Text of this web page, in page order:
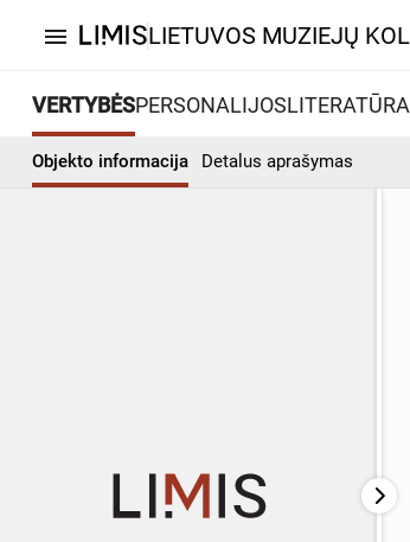
menu LIETUVOS MUZIEJŲ
VERTYBĖSPERSONALIJOS
Objekto informacija Detalus aprašymas